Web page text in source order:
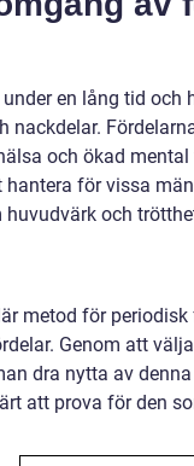
en lång tid och
nackdelar.
och ökad
för vissa
och
metod för
Genom att
dra nytta av
att prova för den